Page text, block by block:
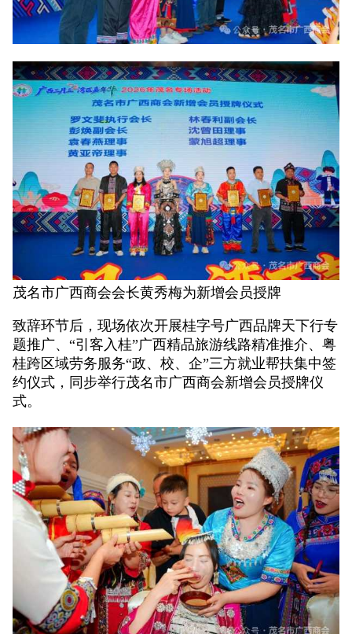
茂名市广西商会会长黄秀梅为新增会员授牌
致辞环节后，现场依次开展桂字号广西品牌天下行专
题推广、“引客入桂”广西精品旅游线路精准推介、粤
桂跨区域劳务服务“政、校、企”三方就业帮扶集中签
约仪式，同步举行茂名市广西商会新增会员授牌仪
式。